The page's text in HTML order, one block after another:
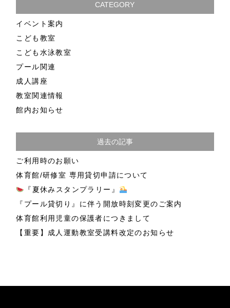
CATEGORY
イベント案内
こども教室
こども水泳教室
プール関連
成人講座
教室関連情報
館内お知らせ
過去の記事
ご利用時のお願い
体育館/研修室 専用貸切申請について
『夏休みスタンプラリー』
『プール貸切り』に伴う開放時刻変更のご案内
体育館利用児童の保護者につきまして
【重要】成人運動教室受講料改定のお知らせ